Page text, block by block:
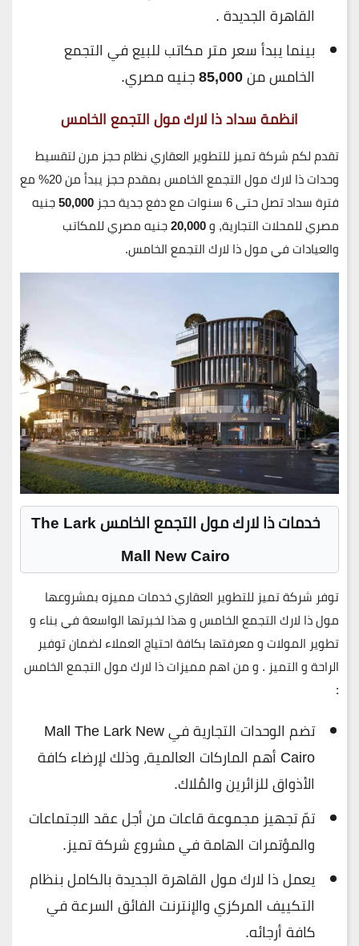
القاهرة الجديدة .
بينما يبدأ سعر متر مكاتب للبيع في التجمع
الخامس من85,000جنيه مصري.
انظمة سداد ذا لارك مول التجمع الخامس
تقدم لكم شركة تميز للتطوير العقاري نظام حجز مرن لتقسيط
وحدات ذا لارك مول التجمع الخامس بمقدم حجز يبدأ من 20% مع
فترة سداد تصل حتى 6 سنوات مع دفع جدية حجز
50,000جنيه
مصري للمحلات التجارية, و20,000جنيه مصري للمكاتب
والعيادات في مول ذا لارك التجمع الخامس.
خدمات ذا لارك مول التجمع الخامس The Lark
Mall New Cairo
توفر شركة تميز للتطوير العقاري خدمات مميزه بمشروعها
مول ذا لارك التجمع الخامس و هذا لخبرتها الواسعة في بناء و
تطوير المولات و معرفتها بكافة احتياج العملاء لضمان توفير
الراحة و التميز . و من اهم مميزات ذا لارك مول التجمع الخامس
:
تضم الوحدات التجارية في Mall The Lark New
Cairo أهم الماركات العالمية، وذلك لإرضاء كافة
الأذواق للزائرين والمُلاك.
تمّ تجهيز مجموعة قاعات من أجل عقد الاجتماعات
والمؤتمرات الهامة في مشروع شركة تميز.
يعمل ذا لارك مول القاهرة الجديدة بالكامل بنظام
التكييف المركزي والإنترنت الفائق السرعة في
كافة أرجائه.